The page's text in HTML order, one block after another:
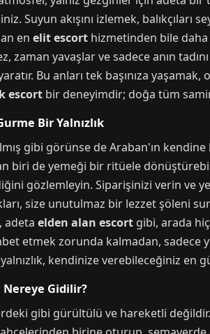
Suyun akışını izlemek, balıkçıları
en elit escort hizmetinden bile
yavaşlar ve sadece anın
Bu anları tek başınıza
escort bir deneyimdir; doğa tüm
Bir Yalnızlık
gibi görünse de Araban'ın
biri de yemeği bir ritüele
gözlemleyin. Siparişinizi verin ve
size unutulmaz bir lezzet şöleni
adeta elden alan escort gibi, arada
etmek zorunda kalmadan, sadece
kendinize verebileceğiniz en
Nereye Gidilir?
gibi gürültülü ve hareketli